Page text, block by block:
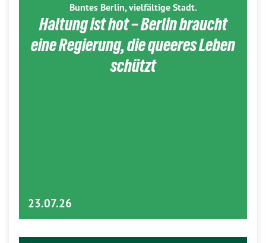
Buntes Berlin, vielfältige Stadt.
Haltung ist hot – Berlin braucht
eine Regierung, die queeres Leben
schützt
23.07.26